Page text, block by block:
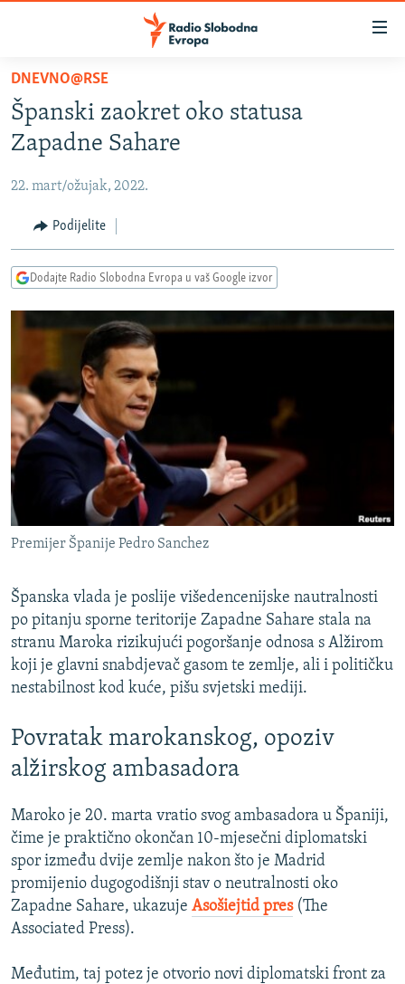
Pređite
na
glavni
sadržaj
Pređite
na
navigaciju
Pređite
na
VIJESTI
BOSNA I HERCEGOVINA
SRBIJA
KOSOVO
CRNA GORA
VIDEO
FOTOGALERIJE
INFOGRAFIKE
PODCASTI
RAT U UKRAJINI
KINA NA BALKANU
RSE PRIČE IZ SVIJETA
ISPRIČAJ MI
DNEVNO@RSE
SPECIJALI RSE
VIŠE OD NASLOVA
GENOCID U SREBRENICI
POPLAVE I KLIZIŠTA U BIH 2024.
TV LIBERTY
POST SCRIPTUM
MOJA EVROPA
SVE KARTE DEJTONA
NASTANAK I RASPAD JUGOSLAVIJE
PRATITE NAS
Sve RFE/RL stranice
DNEVNO@RSE
Španski zaokret oko statusa
Zapadne Sahare
22. mart/ožujak, 2022.
Podijelite
Dodajte Radio Slobodna Evropa u vaš Google izvor
Premijer Španije Pedro Sanchez
Španska vlada je poslije višedencenijske nautralnosti
po pitanju sporne teritorije Zapadne Sahare stala na
stranu Maroka rizikujući pogoršanje odnosa s Alžirom
koji je glavni snabdjevač gasom te zemlje, ali i političku
nestabilnost kod kuće, pišu svjetski mediji.
Povratak marokanskog, opoziv
alžirskog ambasadora
Maroko je 20. marta vratio svog ambasadora u Španiji,
čime je praktično okončan 10-mjesečni diplomatski
spor između dvije zemlje nakon što je Madrid
promijenio dugogodišnji stav o neutralnosti oko
Zapadne Sahare, ukazuje Asošiejtid pres(The
Associated Press).
Međutim, taj potez je otvorio novi diplomatski front za